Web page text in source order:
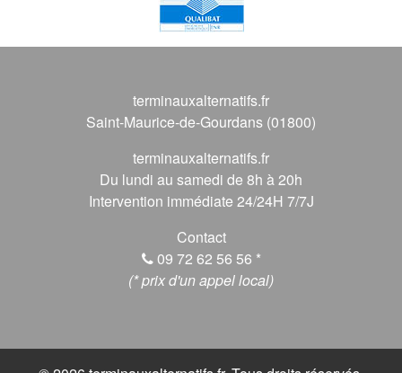
terminauxalternatifs.fr
Saint-Maurice-de-Gourdans (01800)
terminauxalternatifs.fr
Du lundi au samedi de 8h à 20h
Intervention immédiate 24/24H 7/7J
Contact
09 72 62 56 56 *
(* prix d'un appel local)